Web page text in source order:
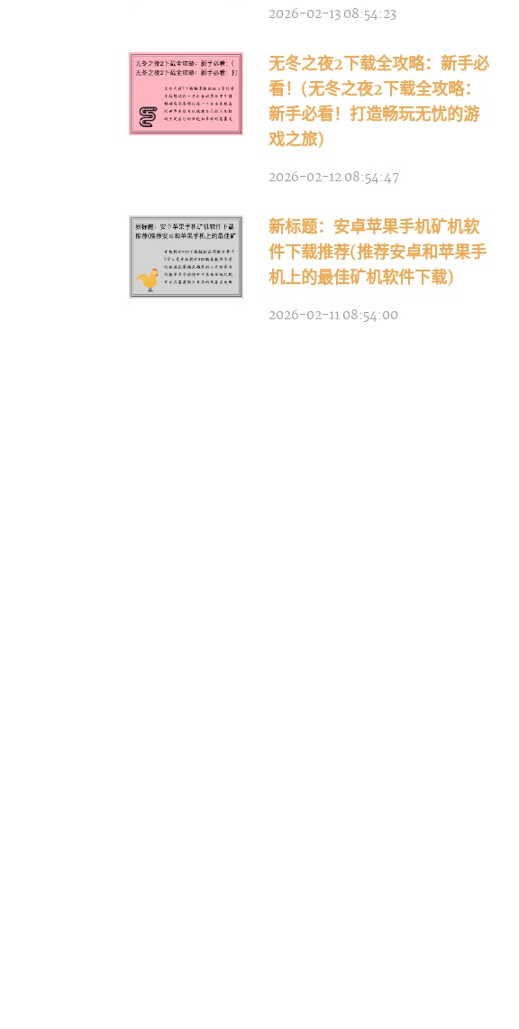
2026-02-13 08:54:23
无冬之夜2下载全攻略：新手必
看！(无冬之夜2下载全攻略：
新手必看！打造畅玩无忧的游
戏之旅)
2026-02-12 08:54:47
新标题：安卓苹果手机矿机软
件下载推荐(推荐安卓和苹果手
机上的最佳矿机软件下载)
2026-02-11 08:54:00